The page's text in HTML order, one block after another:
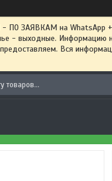
на WhatsApp
- выходные. Информацию
Вся